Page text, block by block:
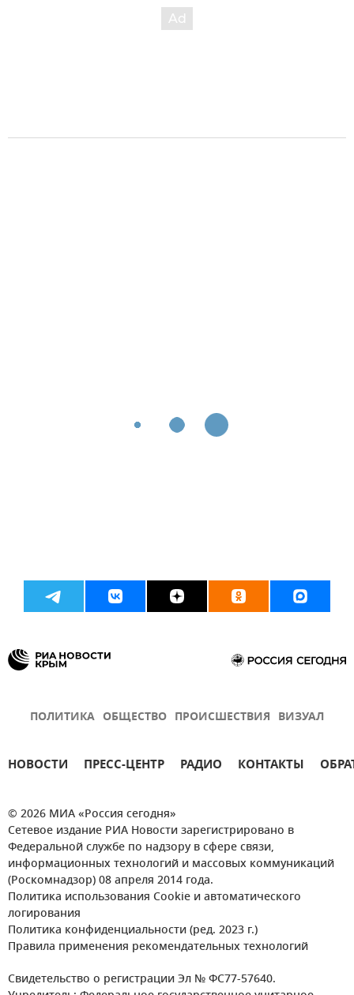
ПОЛИТИКА ОБЩЕСТВО ПРОИСШЕСТВИЯ ВИЗУАЛ
НОВОСТИ ПРЕСС-ЦЕНТР РАДИО КОНТАКТЫ
© 2026 МИА «Россия сегодня»
Сетевое издание РИА Новости зарегистрировано в
Федеральной службе по надзору в сфере связи,
информационных технологий и массовых коммуникаций
(Роскомнадзор) 08 апреля 2014 года.
Политика использования Cookie и автоматического
логирования
Политика конфиденциальности (ред. 2023 г.)
Правила применения рекомендательных технологий
Свидетельство о регистрации Эл № ФС77-57640.